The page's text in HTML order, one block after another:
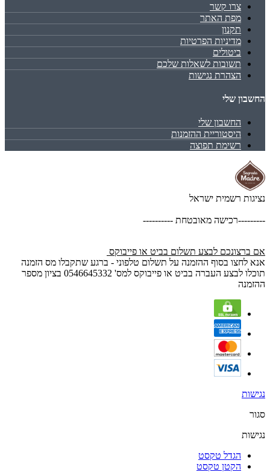
צרו קשר
מפת האתר
תקנון
מדיניות הפרטיות
ביטולים
תשובות לשאלות שלכם
הצהרת נגישות
החשבון שלי
החשבון שלי
היסטוריית ההזמנות
רשימת תפוצה
נציגות רשמית ישראל
---------רכישה מאובטחת ----------
אם ברצונכם לבצע תשלום בביט או פייבוקס
אנא לחצו בסוף ההזמנה על תשלום טלפוני - ברגע שתקבלו מס הזמנה
תוכלו לבצע העברה בביט או פייבוקס למס' 0546645332 בציון מספר
ההזמנה
נגישות
סגור
נגישות
הגדל טקסט
הקטן טקסט